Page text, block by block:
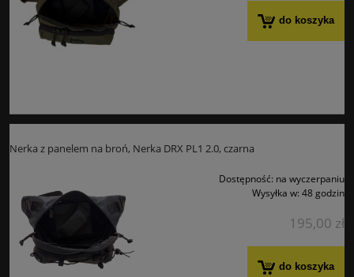
do koszyka
Nerka z panelem na broń, Nerka DRX PL1 2.0, czarna
Dostępność: na wyczerpaniu
Wysyłka w: 48 godzin
195,00 zł
do koszyka